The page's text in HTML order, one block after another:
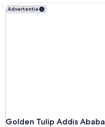
Advertentie
Golden Tulip Addis Ababa
Golden Tulip Addis Ababa